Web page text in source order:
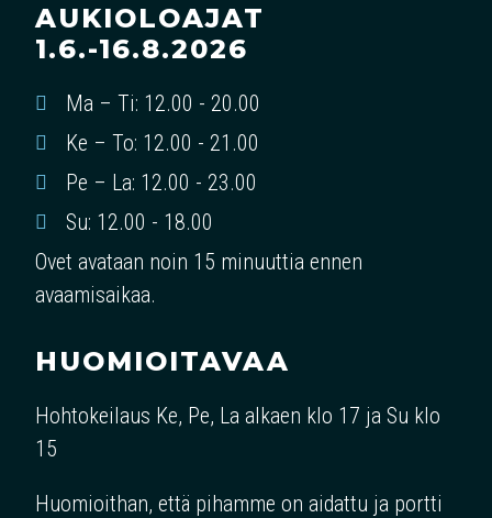
AUKIOLOAJAT
1.6.-16.8.2026
Ma – Ti: 12.00 - 20.00
Ke – To: 12.00 - 21.00
Pe – La: 12.00 - 23.00
Su: 12.00 - 18.00
Ovet avataan noin 15 minuuttia ennen
avaamisaikaa.
HUOMIOITAVAA
Hohtokeilaus Ke, Pe, La alkaen klo 17 ja Su klo
15
Huomioithan, että pihamme on aidattu ja portti